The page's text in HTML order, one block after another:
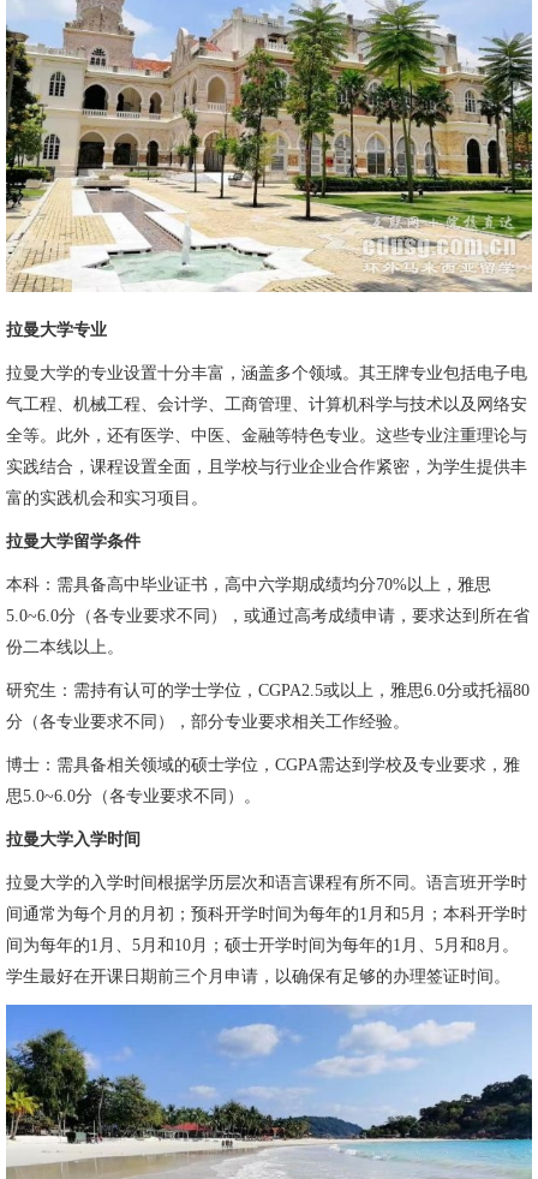
拉曼大学专业
拉曼大学的专业设置十分丰富，涵盖多个领域。其王牌专业包括电子电
气工程、机械工程、会计学、工商管理、计算机科学与技术以及网络安
全等。此外，还有医学、中医、金融等特色专业。这些专业注重理论与
实践结合，课程设置全面，且学校与行业企业合作紧密，为学生提供丰
富的实践机会和实习项目。
拉曼大学留学条件
本科：需具备高中毕业证书，高中六学期成绩均分70%以上，雅思
5.0~6.0分（各专业要求不同），或通过高考成绩申请，要求达到所在省
份二本线以上。
研究生：需持有认可的学士学位，CGPA2.5或以上，雅思6.0分或托福80
分（各专业要求不同），部分专业要求相关工作经验。
博士：需具备相关领域的硕士学位，CGPA需达到学校及专业要求，雅
思5.0~6.0分（各专业要求不同）。
拉曼大学入学时间
拉曼大学的入学时间根据学历层次和语言课程有所不同。语言班开学时
间通常为每个月的月初；预科开学时间为每年的1月和5月；本科开学时
间为每年的1月、5月和10月；硕士开学时间为每年的1月、5月和8月。
学生最好在开课日期前三个月申请，以确保有足够的办理签证时间。